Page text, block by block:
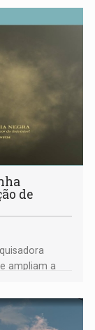
de
ampliam a